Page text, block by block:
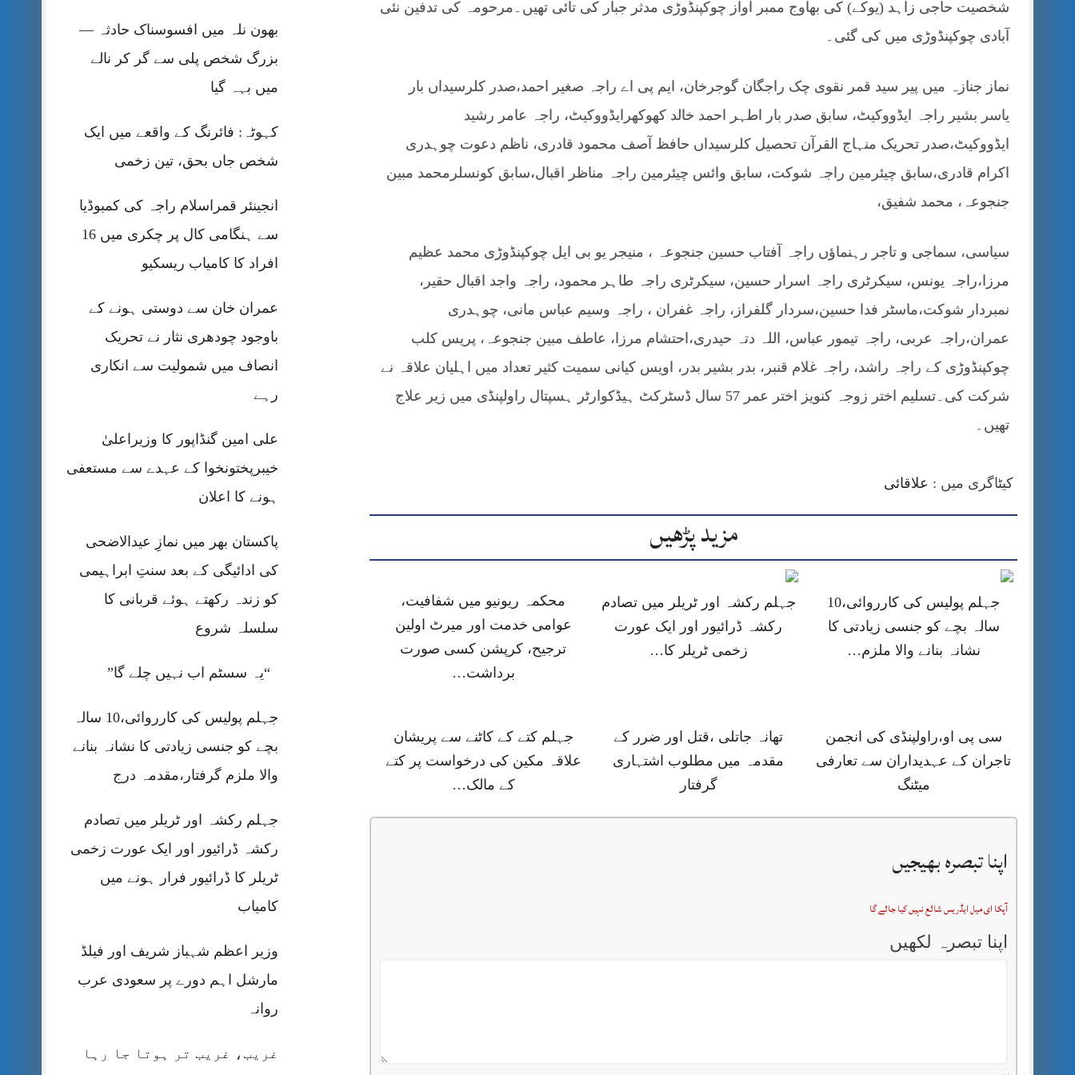
بھون نلہ میں افسوسناک حادثہ —
بزرگ شخص پلی سے گر کر نالے
میں بہہ گیا
کہوٹہ: فائرنگ کے واقعے میں ایک
شخص جاں بحق، تین زخمی
انجینئر قمراسلام راجہ کی کمبوڈیا
سے ہنگامی کال پر چکری میں 16
افراد کا کامیاب ریسکیو
عمران خان سے دوستی ہونے کے
باوجود چودھری نثار نے تحریک
انصاف میں شمولیت سے انکاری
رہے
علی امین گنڈاپور کا وزیراعلیٰ
خیبرپختونخوا کے عہدے سے مستعفی
ہونے کا اعلان
پاکستان بھر میں نمازِ عیدالاضحی
کی ادائیگی کے بعد سنتِ ابراہیمی
کو زندہ رکھتے ہوئے قربانی کا
سلسلہ شروع
“یہ سسٹم اب نہیں چلے گا”
جہلم پولیس کی کارروائی،10 سالہ
بچے کو جنسی زیادتی کا نشانہ بنانے
والا ملزم گرفتار،مقدمہ درج
جہلم رکشہ اور ٹریلر میں تصادم
رکشہ ڈرائیور اور ایک عورت زخمی
ٹریلر کا ڈرائیور فرار ہونے میں
کامیاب
وزیر اعظم شہباز شریف اور فیلڈ
مارشل اہم دورے پر سعودی عرب
روانہ
غریب، غریب تر ہوتا جا رہا
شخصیت حاجی زاہد (یوکے) کی بھاوج ممبر آواز چوکپنڈوڑی مدثر جبار کی تائی تھیں۔مرحومہ کی تدفین نئی
آبادی چوکپنڈوڑی میں کی گئی۔
نماز جنازہ میں پیر سید قمر نقوی چک راجگان گوجرخان، ایم پی اے راجہ صغیر احمد،صدر کلرسیداں بار
یاسر بشیر راجہ ایڈووکیٹ، سابق صدر بار اطہر احمد خالد کھوکھرایڈووکیٹ، راجہ عامر رشید
ایڈووکیٹ،صدر تحریک منہاج القرآن تحصیل کلرسیداں حافظ آصف محمود قادری، ناظم دعوت چوہدری
اکرام قادری،سابق چیئرمین راجہ شوکت، سابق وائس چیئرمین راجہ مناظر اقبال،سابق کونسلرمحمد مبین
جنجوعہ، محمد شفیق،
سیاسی، سماجی و تاجر رہنماؤں راجہ آفتاب حسین جنجوعہ ، منیجر یو بی ایل چوکپنڈوڑی محمد عظیم
مرزا،راجہ یونس، سیکرٹری راجہ اسرار حسین، سیکرٹری راجہ طاہر محمود، راجہ واجد اقبال حقیر،
نمبردار شوکت،ماسٹر فدا حسین،سردار گلفراز، راجہ غفران ، راجہ وسیم عباس مانی، چوہدری
عمران،راجہ عربی، راجہ تیمور عباس، اللہ دتہ حیدری،احتشام مرزا، عاطف مبین جنجوعہ، پریس کلب
چوکپنڈوڑی کے راجہ راشد، راجہ غلام قنبر، بدر بشیر بدر، اویس کیانی سمیت کثیر تعداد میں اہلیان علاقہ نے
شرکت کی۔تسلیم اختر زوجہ کنویز اختر عمر 57 سال ڈسٹرکٹ ہیڈکوارٹر ہسپتال راولپنڈی میں زیر علاج
تھیں۔
کیٹاگری میں : علاقائی
مزید پڑھیں
جہلم پولیس کی کارروائی،10
سالہ بچے کو جنسی زیادتی کا
نشانہ بنانے والا ملزم…
جہلم رکشہ اور ٹریلر میں تصادم
رکشہ ڈرائیور اور ایک عورت
زخمی ٹریلر کا…
محکمہ ریونیو میں شفافیت،
عوامی خدمت اور میرٹ اولین
ترجیح، کرپشن کسی صورت
برداشت…
سی پی او،راولپنڈی کی انجمن
تاجران کے عہدیداران سے تعارفی
میٹنگ
تھانہ جاتلی ،قتل اور ضرر کے
مقدمہ میں مطلوب اشتہاری
گرفتار
جہلم کتے کے کاٹنے سے پریشان
علاقہ مکین کی درخواست پر کتے
کے مالک…
اپنا تبصرہ بھیجیں
آپکا ای میل ایڈریس شائع نہیں کیا جائے گا
اپنا تبصرہ لکھیں